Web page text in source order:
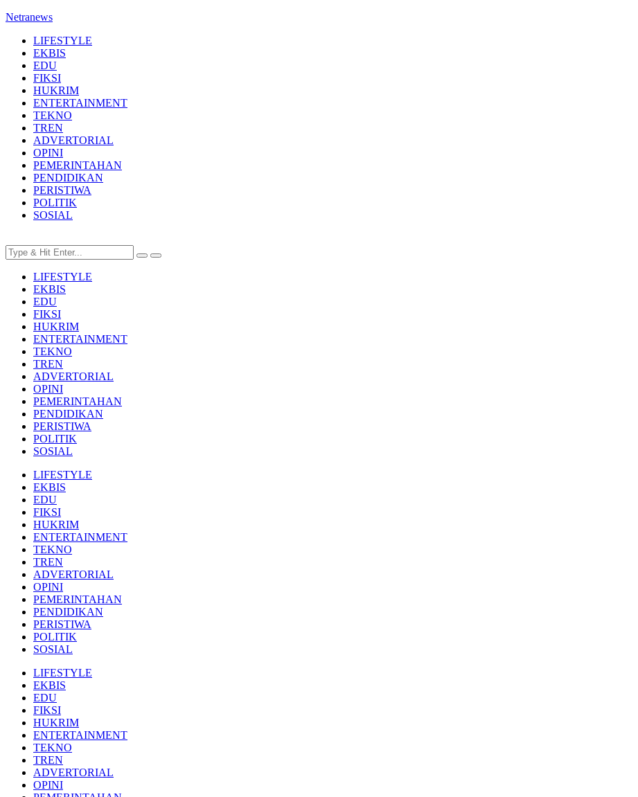
Netranews
LIFESTYLE
EKBIS
EDU
FIKSI
HUKRIM
ENTERTAINMENT
TEKNO
TREN
ADVERTORIAL
OPINI
PEMERINTAHAN
PENDIDIKAN
PERISTIWA
POLITIK
SOSIAL
LIFESTYLE
EKBIS
EDU
FIKSI
HUKRIM
ENTERTAINMENT
TEKNO
TREN
ADVERTORIAL
OPINI
PEMERINTAHAN
PENDIDIKAN
PERISTIWA
POLITIK
SOSIAL
LIFESTYLE
EKBIS
EDU
FIKSI
HUKRIM
ENTERTAINMENT
TEKNO
TREN
ADVERTORIAL
OPINI
PEMERINTAHAN
PENDIDIKAN
PERISTIWA
POLITIK
SOSIAL
LIFESTYLE
EKBIS
EDU
FIKSI
HUKRIM
ENTERTAINMENT
TEKNO
TREN
ADVERTORIAL
OPINI